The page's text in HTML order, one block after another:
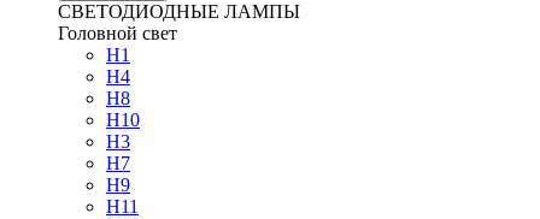
СВЕТОДИОДНЫЕ ЛАМПЫ
Головной свет
H1
H4
H8
H10
H3
H7
H9
H11